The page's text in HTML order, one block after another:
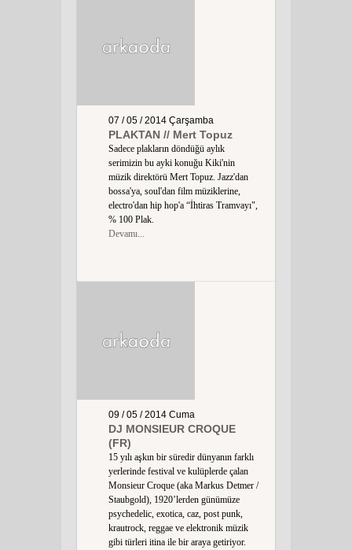
07 / 05 / 2014 Çarşamba
PLAKTAN // Mert Topuz
Sadece plakların döndüğü aylık
serimizin bu ayki konuğu Kiki'nin
müzik direktörü Mert Topuz. Jazz'dan
bossa'ya, soul'dan film müziklerine,
electro'dan hip hop'a “İhtiras Tramvayı",
% 100 Plak.
Devamı...
09 / 05 / 2014 Cuma
DJ MONSIEUR CROQUE
(FR)
15 yılı aşkın bir süredir dünyanın farklı
yerlerinde festival ve kulüplerde çalan
Monsieur Croque (aka Markus Detmer /
Staubgold), 1920’lerden günümüze
psychedelic, exotica, caz, post punk,
krautrock, reggae ve elektronik müzik
gibi türleri itina ile bir araya getiriyor.